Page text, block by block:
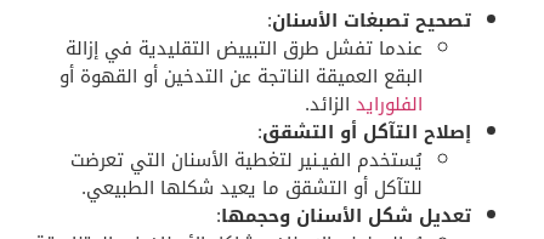
تصحيح تصبغات الأسنان:
عندما تفشل طرق التبييض التقليدية في إزالة
البقع العميقة الناتجة عن التدخين أو القهوة أو
الفلورايد الزائد.
إصلاح التآكل أو التشقق:
يُستخدم الفيـنير لتغطية الأسنان التي تعرضت
للتآكل أو التشقق ما يعيد شكلها الطبيعي.
تعديل شكل الأسنان وحجمها: